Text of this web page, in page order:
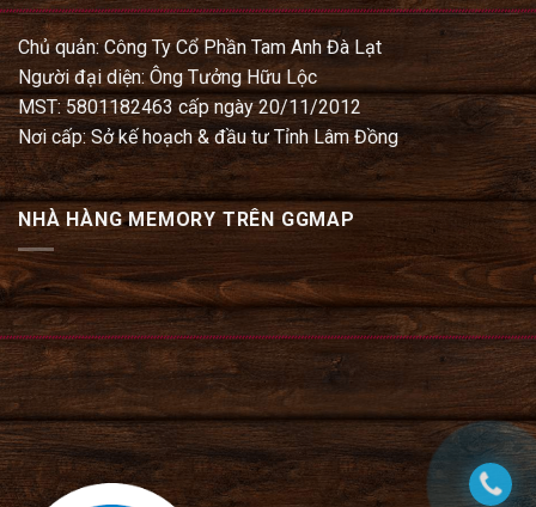
Chủ quản: Công Ty Cổ Phần Tam Anh Đà Lạt
Người đại diện: Ông Tưởng Hữu Lộc
MST: 5801182463 cấp ngày 20/11/2012
Nơi cấp: Sở kế hoạch & đầu tư Tỉnh Lâm Đồng
NHÀ HÀNG MEMORY TRÊN GGMAP